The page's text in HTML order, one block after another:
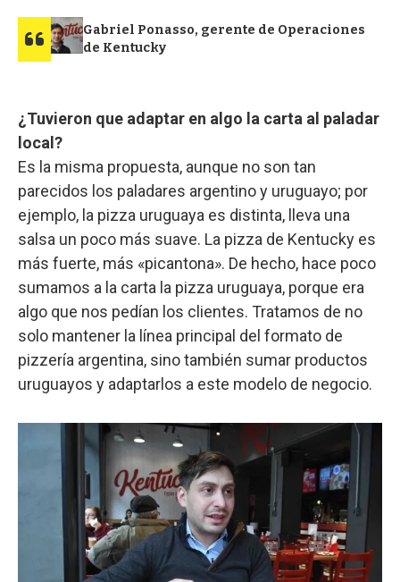
Gabriel Ponasso, gerente de Operaciones
de Kentucky
¿Tuvieron que adaptar en algo la carta al paladar
local?
Es la misma propuesta, aunque no son tan
parecidos los paladares argentino y uruguayo; por
ejemplo, la pizza uruguaya es distinta, lleva una
salsa un poco más suave. La pizza de Kentucky es
más fuerte, más «picantona». De hecho, hace poco
sumamos a la carta la pizza uruguaya, porque era
algo que nos pedían los clientes. Tratamos de no
solo mantener la línea principal del formato de
pizzería argentina, sino también sumar productos
uruguayos y adaptarlos a este modelo de negocio.